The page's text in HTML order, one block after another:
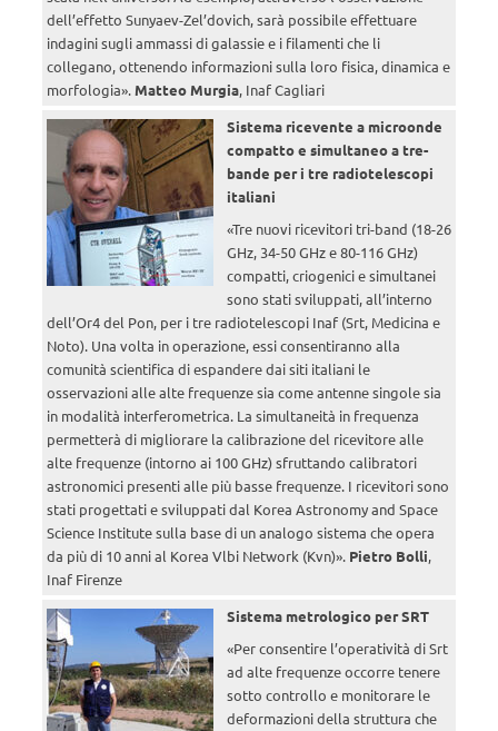
dell’effetto Sunyaev-Zel’dovich, sarà possibile effettuare
indagini sugli ammassi di galassie e i filamenti che li
collegano, ottenendo informazioni sulla loro fisica, dinamica e
morfologia».Matteo Murgia, Inaf Cagliari
Sistema ricevente a microonde
compatto e simultaneo a tre-
bande per i tre radiotelescopi
italiani
«Tre nuovi ricevitori tri-band (18-26
GHz, 34-50 GHz e 80-116 GHz)
compatti, criogenici e simultanei
sono stati sviluppati, all’interno
dell’Or4 del Pon, per i tre radiotelescopi Inaf (Srt, Medicina e
Noto). Una volta in operazione, essi consentiranno alla
comunità scientifica di espandere dai siti italiani le
osservazioni alle alte frequenze sia come antenne singole sia
in modalità interferometrica. La simultaneità in frequenza
permetterà di migliorare la calibrazione del ricevitore alle
alte frequenze (intorno ai 100 GHz) sfruttando calibratori
astronomici presenti alle più basse frequenze. I ricevitori sono
stati progettati e sviluppati dal Korea Astronomy and Space
Science Institute sulla base di un analogo sistema che opera
da più di 10 anni al Korea Vlbi Network (Kvn)». Pietro Bolli,
Inaf Firenze
Sistema metrologico per SRT
«Per consentire l’operatività di Srt
ad alte frequenze occorre tenere
sotto controllo e monitorare le
deformazioni della struttura che